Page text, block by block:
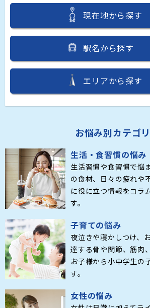
現在地から探す
駅名から探す
エリアから探す
お悩み別カテゴリ
生活・食習慣の悩み
生活習慣や食習慣で悩
の食材、日々の疲れや
に役に立つ情報をコラ
す。
子育ての悩み
夜泣きや寝かしつけ、
達する骨や関節、筋肉
お子様から小中学生の
す。
女性の悩み